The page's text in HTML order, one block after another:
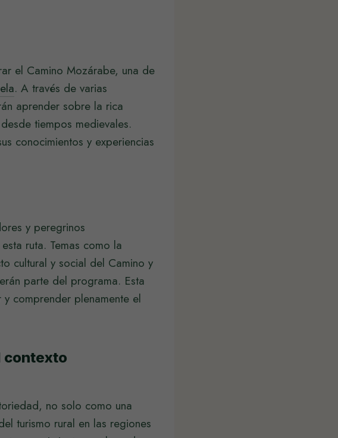
el Camino Mozárabe, una de
. A través de varias
aprender sobre la rica
tiempos medievales.
conocimientos y experiencias
y peregrinos
ruta. Temas como la
cultural y social del Camino y
parte del programa. Esta
comprender plenamente el
contexto
no solo como una
turismo rural en las regiones